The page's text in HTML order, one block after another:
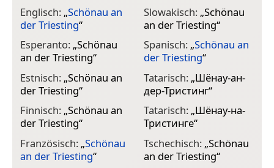
Englisch: „Schönau an
der Triesting“
Esperanto: „Schönau
an der Triesting“
Estnisch: „Schönau an
der Triesting“
Finnisch: „Schönau an
der Triesting“
Französisch: „Schönau
an der Triesting“
Slowakisch: „Schönau
an der Triesting“
Spanisch: „Schönau an
der Triesting“
Tatarisch: „Шёнау-ан-
дер-Тристинг“
Tatarisch: „Шёнау-на-
Тристинге“
Tschechisch: „Schönau
an der Triesting“